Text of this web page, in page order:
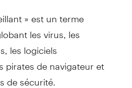
» est un terme
les virus, les
les logiciels
pirates de navigateur et
de sécurité.